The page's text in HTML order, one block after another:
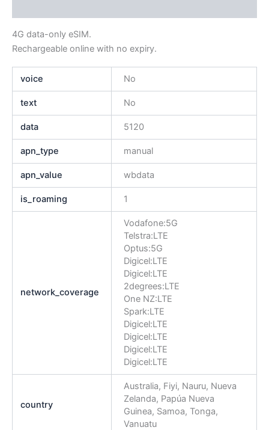
4G data-only eSIM.
Rechargeable online with no expiry.
voice No
text No
data 5120
apn_type manual
apn_value wbdata
is_roaming 1
network_coverage
Vodafone:5G
Telstra:LTE
Optus:5G
Digicel:LTE
Digicel:LTE
2degrees:LTE
One NZ:LTE
Spark:LTE
Digicel:LTE
Digicel:LTE
Digicel:LTE
Digicel:LTE
country
Australia, Fiyi, Nauru, Nueva
Zelanda, Papúa Nueva
Guinea, Samoa, Tonga,
Vanuatu